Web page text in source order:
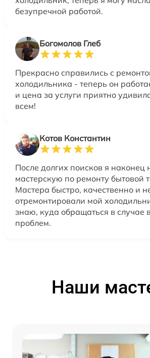
безупречной работой.
Богомолов Глеб
Прекрасно справились с
холодильника - теперь он
и цена за услуги приятно
всем!
Котов Константин
После долгих поисков я
мастерскую по ремонту бытовой
Мастера быстро, качественно и
отремонтировали мой
знаю, куда обращаться в случае
проблем.
Наши